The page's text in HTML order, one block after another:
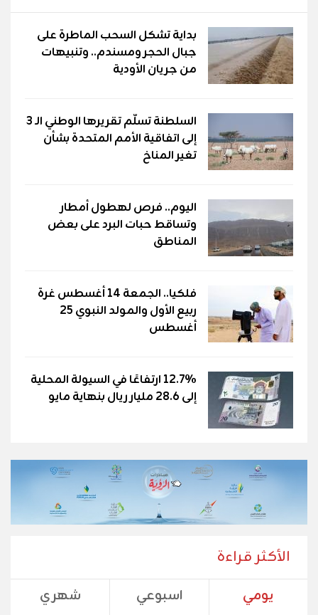
بداية تشكل السحب الماطرة على
جبال الحجر ومسندم.. وتنبيهات
من جريان الأودية
السلطنة تسلّم تقريرها الوطني الـ 3
إلى اتفاقية الأمم المتحدة بشأن
تغير المناخ
اليوم.. فرص لهطول أمطار
وتساقط حبات البرد على بعض
المناطق
فلكيا.. الجمعة 14 أغسطس غرة
ربيع الأول والمولد النبوي 25
أغسطس
12.7% ارتفاعًا في السيولة المحلية
إلى 28.6 مليار ريال بنهاية مايو
الأكثر قراءة
يومي اسبوعي شهري